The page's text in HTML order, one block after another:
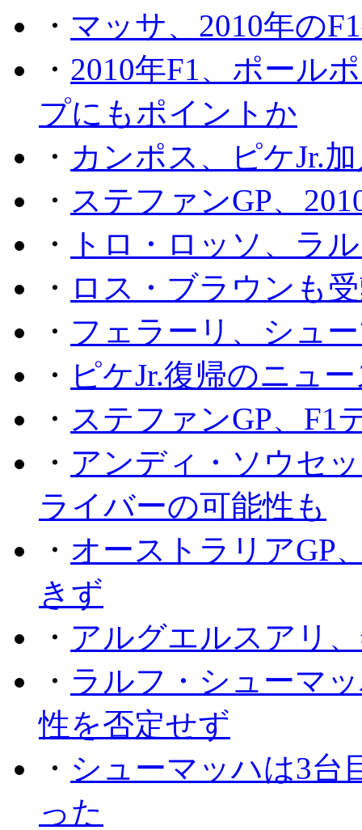
・ マッサ、2010年の
・ 2010年F1、ポール
プにもポイントか
・ カンポス、ピケJr.
・ ステファンGP、
・
トロ・ロッソ、ラ
・ ロス・ブラウンも
・ フェラーリ、シュ
・ ピケJr.復帰のニュ
・ ステファンGP、F1
・ アンディ・ソウセ
ライバーの可能性も
・ オーストラリアGP
きず
・ アルグエルスアリ
・ ラルフ・シューマ
性を否定せず
・ シューマッハは3台
った